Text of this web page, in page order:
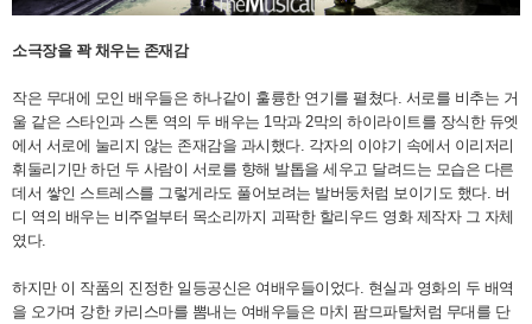
소극장을 꽉 채우는 존재감
작은 무대에 모인 배우들은 하나같이 훌륭한 연기를 펼쳤다. 서로를 비추는 거
울 같은 스타인과 스톤 역의 두 배우는 1막과 2막의 하이라이트를 장식한 듀엣
에서 서로에 눌리지 않는 존재감을 과시했다. 각자의 이야기 속에서 이리저리
휘둘리기만 하던 두 사람이 서로를 향해 발톱을 세우고 달려드는 모습은 다른
데서 쌓인 스트레스를 그렇게라도 풀어보려는 발버둥처럼 보이기도 했다. 버
디 역의 배우는 비주얼부터 목소리까지 괴팍한 할리우드 영화 제작자 그 자체
였다.
하지만 이 작품의 진정한 일등공신은 여배우들이었다. 현실과 영화의 두 배역
을 오가며 강한 카리스마를 뽐내는 여배우들은 마치 팜므파탈처럼 무대를 단